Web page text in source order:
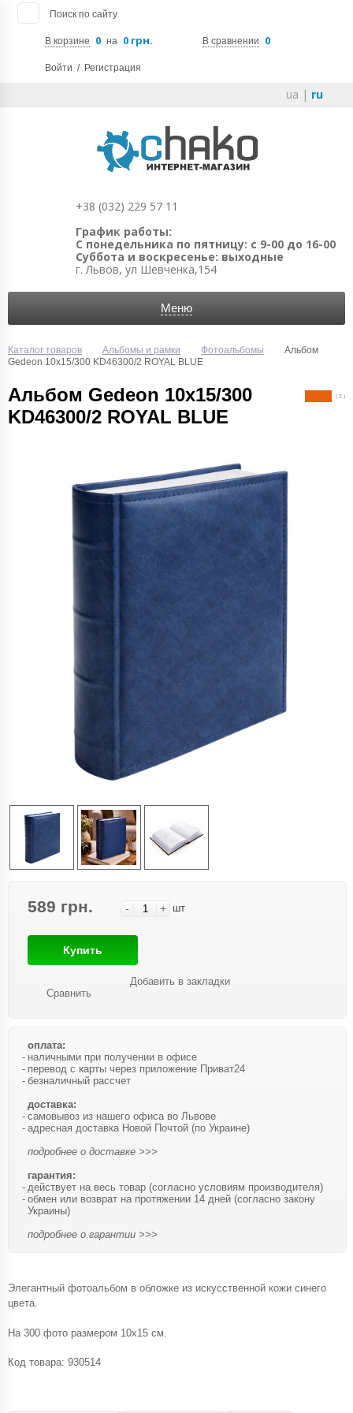
Поиск по сайту
В корзине 0 на 0 грн. В сравнении 0
Войти / Регистрация
ua | ru
+38 (032) 229 57 11
График работы:
С понедельника по пятницу: с 9-00 до 16-00
Суббота и воскресенье: выходные
г. Львов, ул Шевченка,154
Меню
Каталог товаров Альбомы и рамки Фотоальбомы
Альбом
Gedeon 10х15/300 KD46300/2 ROYAL BLUE
Альбом Gedeon 10х15/300
KD46300/2 ROYAL BLUE
( 2 )
589 грн. - + шт
Купить
Сравнить
Добавить в закладки
оплата:
наличными при получении в офисе
перевод с карты через приложение Приват24
безналичный рассчет
доставка:
самовывоз из нашего офиса во Львове
адресная доставка Новой Почтой (по Украине)
подробнее о доставке >>>
гарантия:
действует на весь товар (согласно условиям производителя)
обмен или возврат на протяжении 14 дней (согласно закону
Украины)
подробнее о гарантии >>>
Элегантный фотоальбом в обложке из искусственной кожи синего
цвета.
На 300 фото размером 10х15 см.
Код товара: 930514